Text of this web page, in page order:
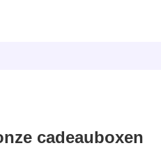
cadeauboxen